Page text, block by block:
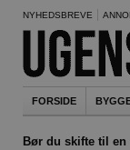
NYHEDSBREVE
FORSIDE
Bør du skifte til en